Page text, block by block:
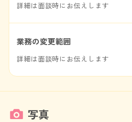
詳細は面談時にお伝えします
業務の変更範囲
詳細は面談時にお伝えします
写真